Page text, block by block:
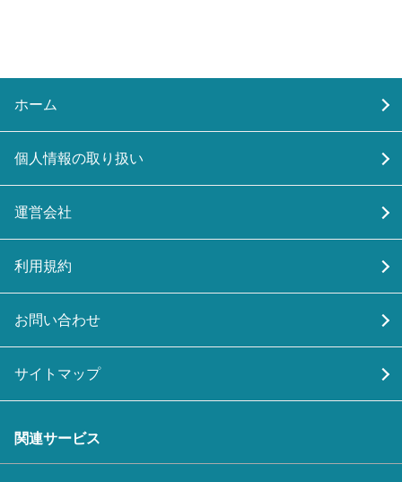
ホーム
個人情報の取り扱い
運営会社
利用規約
お問い合わせ
サイトマップ
関連サービス